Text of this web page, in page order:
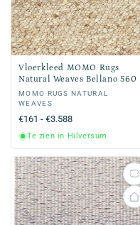
Vloerkleed MOMO Rugs
Natural Weaves Bellano 560
Verkoper:
MOMO RUGS NATURAL
WEAVES
Normale
prijs
€161 - €3.588
Te zien in Hilversum